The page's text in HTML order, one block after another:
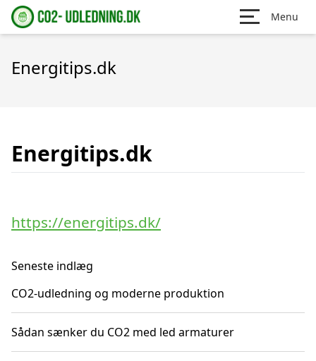
Menu
Energitips.dk
Energitips.dk
https://energitips.dk/
Seneste indlæg
CO2-udledning og moderne produktion
Sådan sænker du CO2 med led armaturer